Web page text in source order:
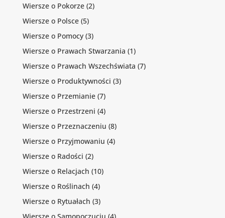
Wiersze o Pokorze(2)
Wiersze o Polsce(5)
Wiersze o Pomocy(3)
Wiersze o Prawach Stwarzania (1)
Wiersze o Prawach Wszechświata (7)
Wiersze o Produktywności (3)
Wiersze o Przemianie(7)
Wiersze o Przestrzeni (4)
Wiersze o Przeznaczeniu (8)
Wiersze o Przyjmowaniu (4)
Wiersze o Radości (2)
Wiersze o Relacjach (10)
Wiersze o Roślinach (4)
Wiersze o Rytuałach (3)
Wiersze o Samopoczuciu (4)